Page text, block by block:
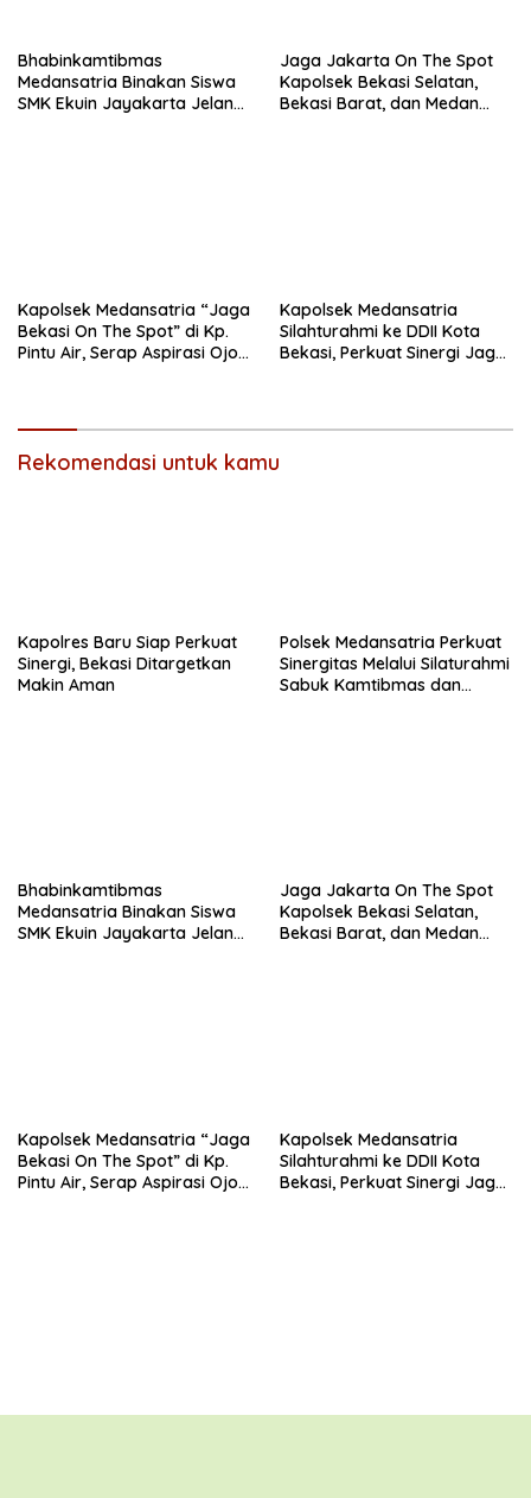
Bhabinkamtibmas
Medansatria Binakan Siswa
SMK Ekuin Jayakarta Jelang
Jaga Jakarta On The Spot
Kapolsek Bekasi Selatan,
Bekasi Barat, dan Medan
Kapolsek Medansatria “Jaga
Bekasi On The Spot” di Kp.
Pintu Air, Serap Aspirasi Ojol
Kapolsek Medansatria
Silahturahmi ke DDII Kota
Bekasi, Perkuat Sinergi Jaga
Rekomendasi untuk kamu
Kapolres Baru Siap Perkuat
Sinergi, Bekasi Ditargetkan
Makin Aman
Polsek Medansatria Perkuat
Sinergitas Melalui Silaturahmi
Sabuk Kamtibmas dan
Bhabinkamtibmas
Medansatria Binakan Siswa
SMK Ekuin Jayakarta Jelang
Jaga Jakarta On The Spot
Kapolsek Bekasi Selatan,
Bekasi Barat, dan Medan
Kapolsek Medansatria “Jaga
Bekasi On The Spot” di Kp.
Pintu Air, Serap Aspirasi Ojol
Kapolsek Medansatria
Silahturahmi ke DDII Kota
Bekasi, Perkuat Sinergi Jaga